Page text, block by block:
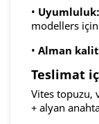
• Uyumluluk:
modellers için
• Alman
Teslimat
Vites topuzu,
+ alyan